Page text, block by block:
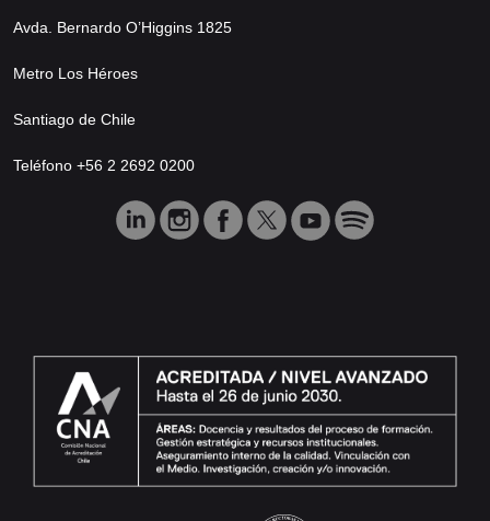
Avda. Bernardo O’Higgins 1825
Metro Los Héroes
Santiago de Chile
Teléfono +56 2 2692 0200